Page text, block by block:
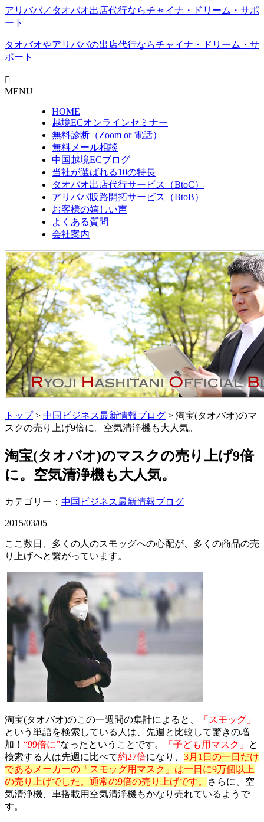
アリババ／タオバオ出店代⾏ならチャイナ・ドリーム・サポ
ート
タオバオやアリババの出店代行ならチャイナ・ドリーム・サ
ポート
MENU
HOME
越境ECオンラインセミナー
無料診断（Zoom or 電話）
無料メール相談
中国越境ECブログ
当社が選ばれる10の特長
タオバオ出店代行サービス（BtoC）
アリババ販路開拓サービス（BtoB）
お客様の嬉しい声
よくある質問
会社案内
トップ> 中国ビジネス最新情報ブログ > 淘宝(タオバオ)のマ
スクの売り上げ9倍に。空気清浄機も大人気。
淘宝(タオバオ)のマスクの売り上げ9倍
に。空気清浄機も大人気。
カテゴリー： 中国ビジネス最新情報ブログ
2015/03/05
ここ数日、多くの人のスモッグへの心配が、多くの商品の売
り上げへと繋がっています。
淘宝(タオバオ)のこの一週間の集計によると、
「スモッグ」
という単語を検索している人は、先週と比較して驚きの増
加！ “99倍に”なったということです。 「子ども用マスク」
と
検索する人は先週に比べて約27倍になり、 3月1日の一日だけ
であるメーカーの「スモッグ用マスク」は一日に9万個以上
の売り上げでした。通常の9倍の売り上げです。
さらに、空
気清浄機、車搭載用空気清浄機もかなり売れているようで
す。